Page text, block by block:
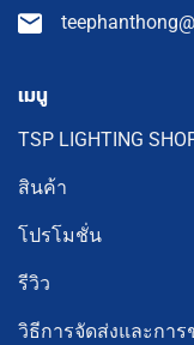
เมนู
TSP LIGHTING
สินค้า
โปรโมชั่น
รีวิว
วิธีการจัดส่งและการ